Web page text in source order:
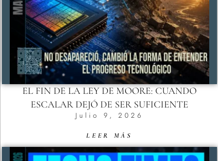
EL FIN DE LA LEY DE MOORE: CUANDO
ESCALAR DEJÓ DE SER SUFICIENTE
Julio 9, 2026
LEER MÁS